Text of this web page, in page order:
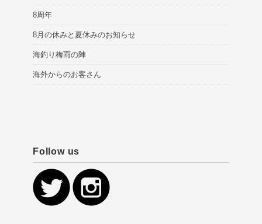
8周年
8月の休みと夏休みのお知らせ
海釣り梅雨の陣
海外からのお客さん
Follow us